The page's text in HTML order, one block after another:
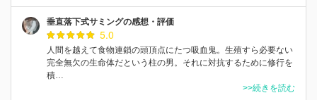
垂直落下式サミングの感想・評価
5.0
人間を越えて食物連鎖の頭頂点にたつ吸血鬼。生殖すら必要ない
完全無欠の生命体だという柱の男。それに対抗するために修行を
積…
>>続きを読む